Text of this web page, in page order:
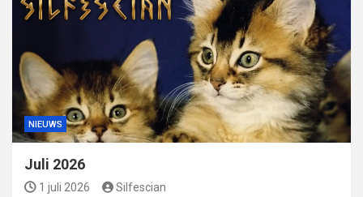
NIEUWS
Juli 2026
1 juli 2026 Silfescian